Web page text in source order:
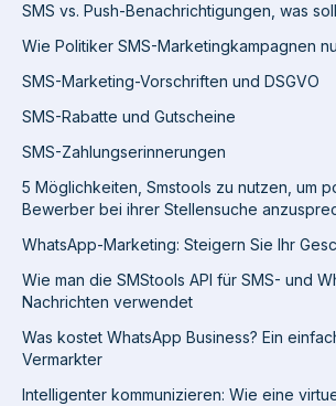
SMS vs. Push-Benachrichtigungen, was
Wie Politiker SMS-Marketingkampagnen
SMS-Marketing-Vorschriften und DSGVO
SMS-Rabatte und Gutscheine
SMS-Zahlungserinnerungen
5 Möglichkeiten, Smstools zu nutzen, um
Bewerber bei ihrer Stellensuche
WhatsApp-Marketing: Steigern Sie Ihr
Wie man die SMStools API für SMS- und
Nachrichten verwendet
Was kostet WhatsApp Business? Ein
Vermarkter
Intelligenter kommunizieren: Wie eine